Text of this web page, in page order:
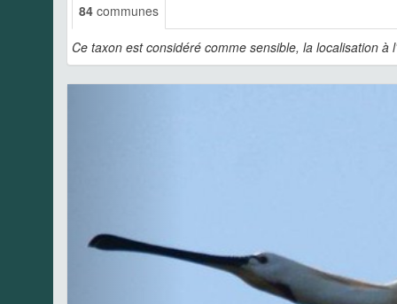
84 communes
Ce taxon est considéré comme sensible, la localisation